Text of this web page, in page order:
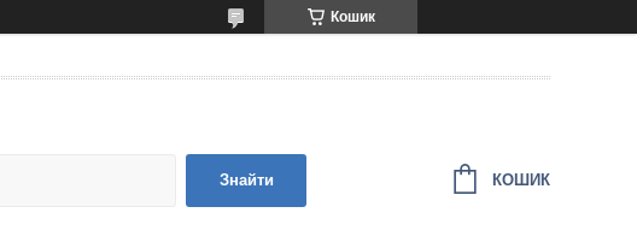
Кошик
Знайти КОШИК